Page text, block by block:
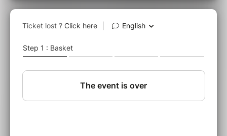
avancées, jeux de personnages, …)
Jour 4 : préparation pour mise en
votre premier spectacle d'impro, une
expérience inoubliable ! Invitez vos
proches ! Durée du spectacle : 1h.
➔ Quand ?
Du lundi 3 août au jeudi 6 août